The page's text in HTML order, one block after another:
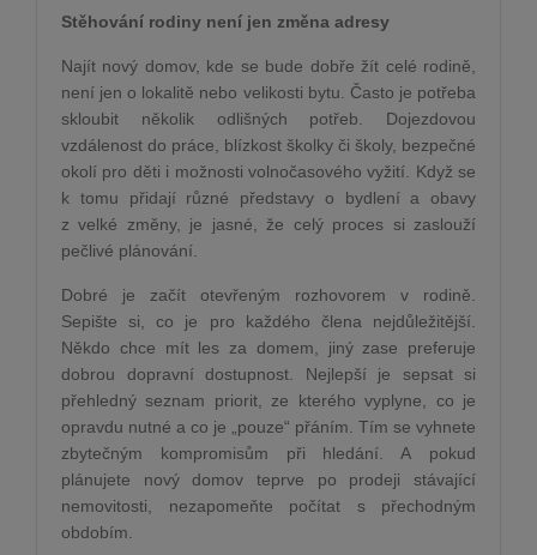
Stěhování rodiny není jen změna adresy
Najít nový domov, kde se bude dobře žít celé rodině,
není jen o lokalitě nebo velikosti bytu. Často je potřeba
skloubit několik odlišných potřeb. Dojezdovou
vzdálenost do práce, blízkost školky či školy, bezpečné
okolí pro děti i možnosti volnočasového vyžití. Když se
k tomu přidají různé představy o bydlení a obavy
z velké změny, je jasné, že celý proces si zaslouží
pečlivé plánování.
Dobré je začít otevřeným rozhovorem v rodině.
Sepište si, co je pro každého člena nejdůležitější.
Někdo chce mít les za domem, jiný zase preferuje
dobrou dopravní dostupnost. Nejlepší je sepsat si
přehledný seznam priorit, ze kterého vyplyne, co je
opravdu nutné a co je „pouze“ přáním. Tím se vyhnete
zbytečným kompromisům při hledání. A pokud
plánujete nový domov teprve po prodeji stávající
nemovitosti, nezapomeňte počítat s přechodným
obdobím.